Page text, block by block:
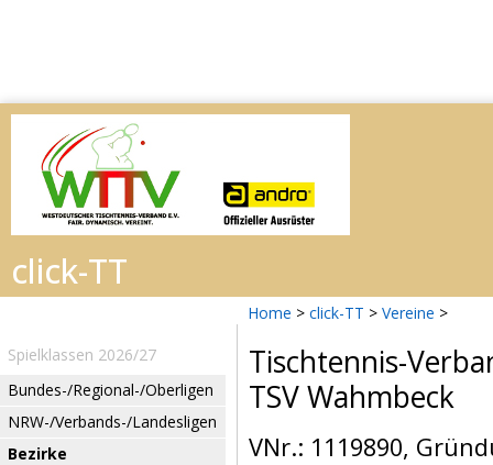
Home > click-TT > Vereine >
Spielklassen 2026/27
Bundes-/Regional-/Oberligen
NRW-/Verbands-/Landesligen
Bezirke
Tischtennis-
TSV Wahmbeck
VNr.: 1119890,